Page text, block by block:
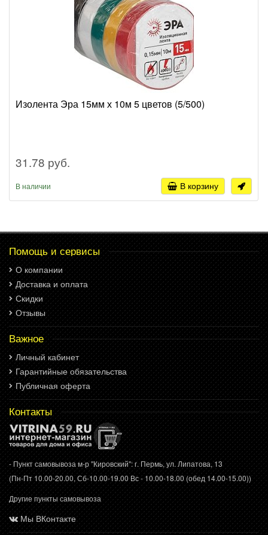
Изолента Эра 15мм х 10м 5 цветов (5/500)
31.78 руб.
В наличии В корзину
Помощь и сервисы
О компании
Доставка и оплата
Скидки
Отзывы
Важное
Личный кабинет
Гарантийные обязательства
Публичная оферта
Контакты
- Пункт самовывоза м-р "Кировский": г. Пермь, ул. Липатова, 13
(Пн-Пт 10.00-20.00, Сб-10.00-19.00 Вс - 10.00-18.00 (обед 14.00-15.00))
Другие пункты самовывоза
Мы ВКонтакте